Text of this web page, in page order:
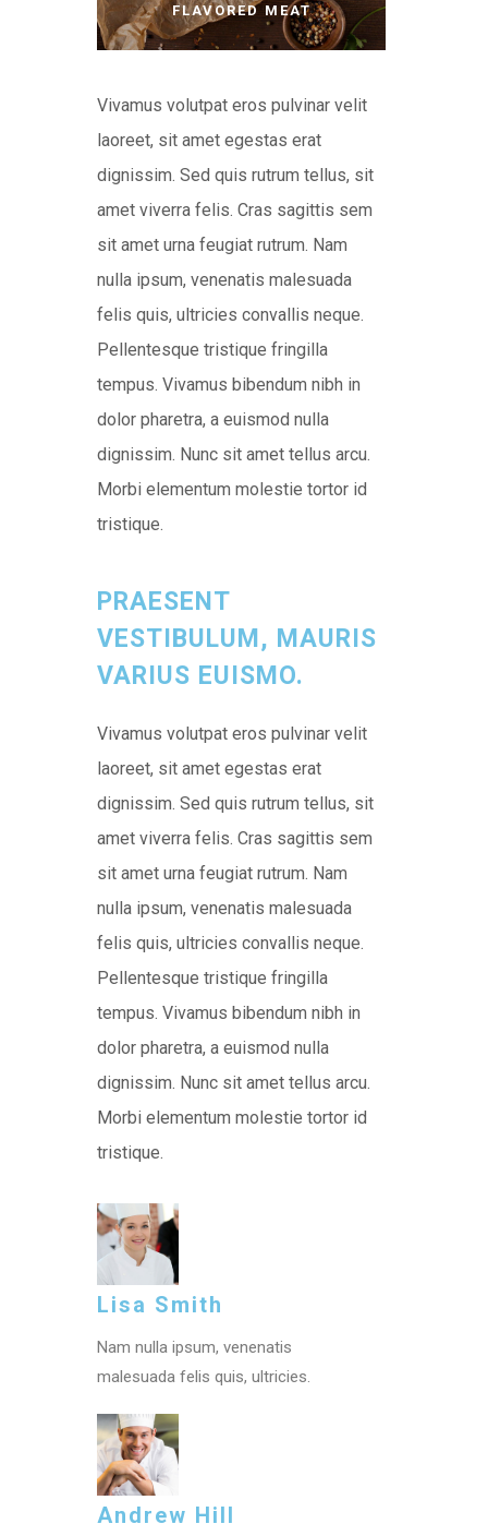
FLAVORED MEAT
Vivamus volutpat eros pulvinar velit
laoreet, sit amet egestas erat
dignissim. Sed quis rutrum tellus, sit
amet viverra felis. Cras sagittis sem
sit amet urna feugiat rutrum. Nam
nulla ipsum, venenatis malesuada
felis quis, ultricies convallis neque.
Pellentesque tristique fringilla
tempus. Vivamus bibendum nibh in
dolor pharetra, a euismod nulla
dignissim. Nunc sit amet tellus arcu.
Morbi elementum molestie tortor id
tristique.
PRAESENT
VESTIBULUM, MAURIS
VARIUS EUISMO.
Vivamus volutpat eros pulvinar velit
laoreet, sit amet egestas erat
dignissim. Sed quis rutrum tellus, sit
amet viverra felis. Cras sagittis sem
sit amet urna feugiat rutrum. Nam
nulla ipsum, venenatis malesuada
felis quis, ultricies convallis neque.
Pellentesque tristique fringilla
tempus. Vivamus bibendum nibh in
dolor pharetra, a euismod nulla
dignissim. Nunc sit amet tellus arcu.
Morbi elementum molestie tortor id
tristique.
Lisa Smith
Nam nulla ipsum, venenatis
malesuada felis quis, ultricies.
Andrew Hill